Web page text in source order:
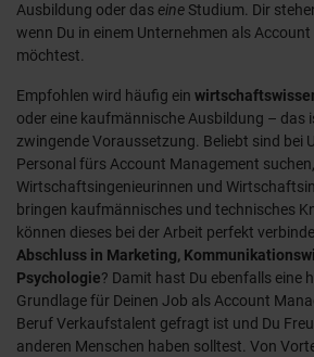
Ausbildung oder das eine Studium. Dir
wenn Du in einem Unternehmen als
möchtest.
Empfohlen wird häufig ein
oder eine kaufmännische Ausbildung – das
zwingende Voraussetzung. Beliebt sind bei
Personal fürs Account Management
Wirtschaftsingenieurinnen und
bringen kaufmännisches und technisches
können dieses bei der Arbeit perfekt
Abschluss in Marketing,
Psychologie? Damit hast Du ebenfalls eine
Grundlage für Deinen Job als Account
Beruf Verkaufstalent gefragt ist und Du
anderen Menschen haben solltest. Von